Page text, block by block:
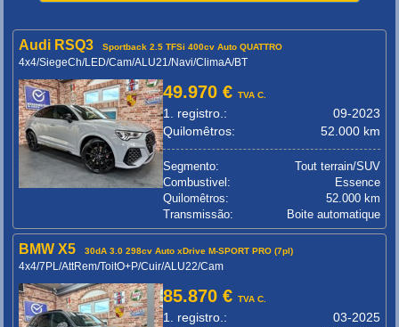
Audi RSQ3 Sportback 2.5 TFSi 400cv Auto QUATTRO
4x4/SiegeCh/LED/Cam/ALU21/Navi/ClimaA/BT
49.970 €TVA C.
1. registro.:
09-2023
Quilomêtros:
52.000 km
Segmento:
Tout terrain/SUV
Combustivel:
Essence
Quilomêtros:
52.000 km
Transmissão:
Boite automatique
BMW X5 30dA 3.0 298cv Auto xDrive M-SPORT PRO (7pl)
4x4/7PL/AttRem/ToitO+P/Cuir/ALU22/Cam
85.870 €TVA C.
1. registro.:
03-2025